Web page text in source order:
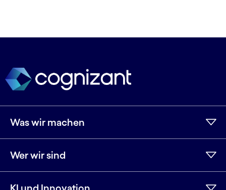
Was wir machen
Wer wir sind
KI und Innovation